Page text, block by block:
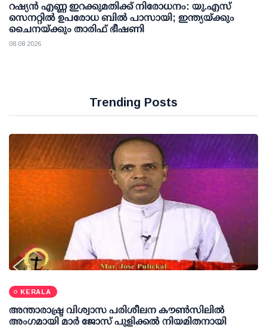
റഷ്യന്‍ എണ്ണ ഇറക്കുമതിക്ക് നിരോധനം: യു.എസ്
സെനറ്റില്‍ ഉപരോധ ബില്‍ പാസായി; ഇന്ത്യയ്ക്കും
ചൈനയ്ക്കും താരിഫ് ഭീഷണി
08 08 2026
Trending Posts
KERALA
അന്താരാഷ്ട്ര വിശ്വാസ പരിശീലന കൗണ്‍സിലില്‍
അംഗമായി മാര്‍ ജോസ് പുളിക്കല്‍ നിയമിതനായി